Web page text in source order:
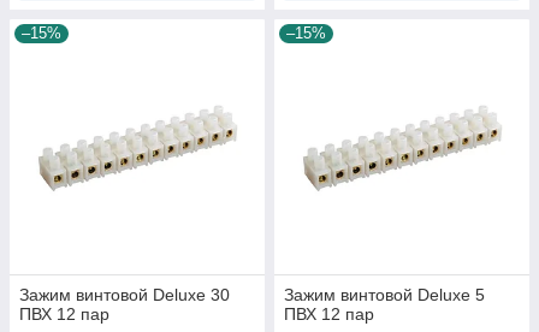
–15%
Зажим винтовой Deluxe 30
ПВХ 12 пар
–15%
Зажим винтовой Deluxe 5
ПВХ 12 пар